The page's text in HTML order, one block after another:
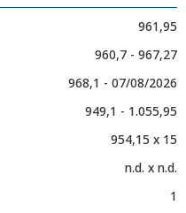
961,95
960,7 - 967,27
968,1 - 07/08/2026
949,1 - 1.055,95
954,15 x 15
n.d. x n.d.
1